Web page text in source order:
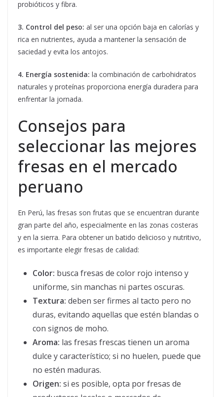
probióticos y fibra.
3. Control del peso: al ser una opción baja en calorías y
rica en nutrientes, ayuda a mantener la sensación de
saciedad y evita los antojos.
4. Energía sostenida: la combinación de carbohidratos
naturales y proteínas proporciona energía duradera para
enfrentar la jornada.
Consejos para
seleccionar las mejores
fresas en el mercado
peruano
En Perú, las fresas son frutas que se encuentran durante
gran parte del año, especialmente en las zonas costeras
y en la sierra. Para obtener un batido delicioso y nutritivo,
es importante elegir fresas de calidad:
Color: busca fresas de color rojo intenso y
uniforme, sin manchas ni partes oscuras.
Textura: deben ser firmes al tacto pero no
duras, evitando aquellas que estén blandas o
con signos de moho.
Aroma: las fresas frescas tienen un aroma
dulce y característico; si no huelen, puede que
no estén maduras.
Origen: si es posible, opta por fresas de